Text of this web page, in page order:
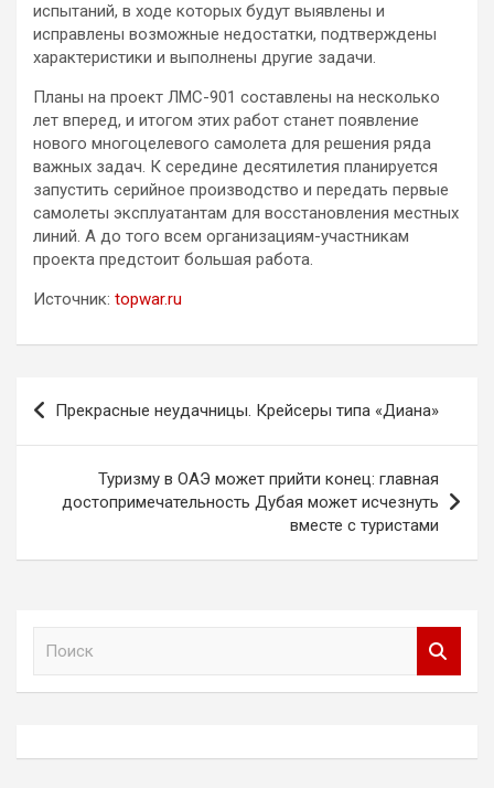
испытаний, в ходе которых будут выявлены и
исправлены возможные недостатки, подтверждены
характеристики и выполнены другие задачи.
Планы на проект ЛМС-901 составлены на несколько
лет вперед, и итогом этих работ станет появление
нового многоцелевого самолета для решения ряда
важных задач. К середине десятилетия планируется
запустить серийное производство и передать первые
самолеты эксплуатантам для восстановления местных
линий. А до того всем организациям-участникам
проекта предстоит большая работа.
Источник: topwar.ru
Навигация
по
записям
Прекрасные неудачницы. Крейсеры типа «Диана»
Туризму в ОАЭ может прийти конец: главная
достопримечательность Дубая может исчезнуть
вместе с туристами